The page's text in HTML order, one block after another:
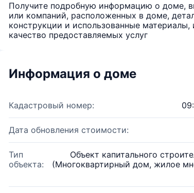
Получите подробную информацию о доме,
или компаний, расположенных в доме,
конструкции и использованные
качество предоставляемых услуг
Информация о доме
Кадастровый номер:
Дата обновления стоимости:
Тип
объекта:
Объект капитального
(Многоквартирный дом, жилое